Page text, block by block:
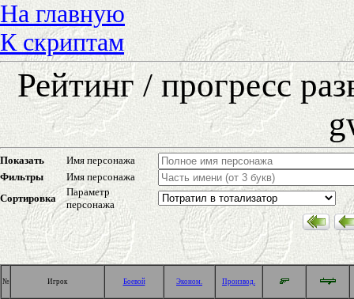
На главную
К скриптам
Рейтинг / прогресс
Показать
Имя персонажа
Фильтры
Имя персонажа
Сортировка
Параметр
персонажа
№ Игрок Боевой Эконом. Производ.